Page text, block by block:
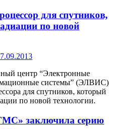
для спутников,
по новой
центр “Электронные
системы” (ЭЛВИС)
для спутников, который
по новой технологии.
заключила серию